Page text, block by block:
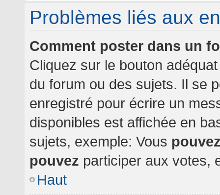
Problèmes liés aux
Comment poster dans un
Cliquez sur le bouton
du forum ou des sujets. Il se
enregistré pour écrire un
disponibles est affichée en
sujets, exemple: Vous
pouvez participer aux votes,
Haut